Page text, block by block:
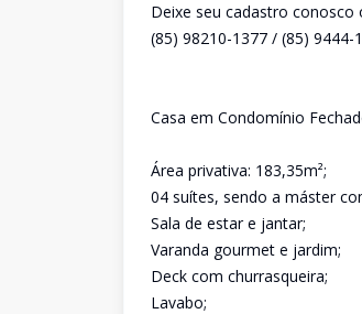
Deixe seu cadastro conosco
(85) 98210-1377 / (85) 9444-
Casa em Condomínio
Área privativa: 183,35m²;
04 suítes, sendo a máster
Sala de estar e jantar;
Varanda gourmet e jardim;
Deck com churrasqueira;
Lavabo;